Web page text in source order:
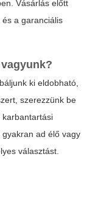
Vásárlás előtt
a garanciális
ki eldobható,
szerezzünk be
ad élő vagy
választást.